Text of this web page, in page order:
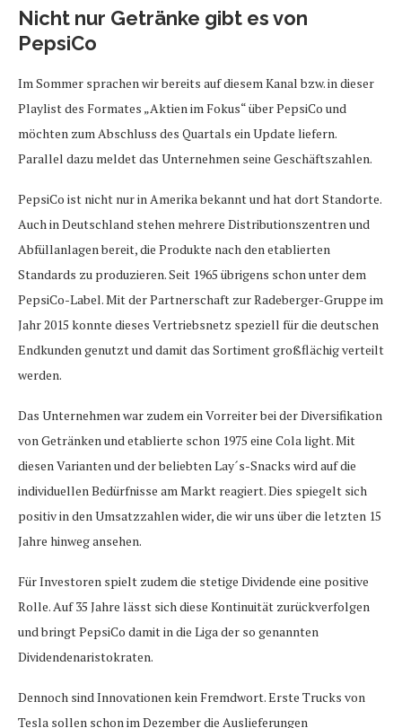
Nicht nur Getränke gibt es von
PepsiCo
Im Sommer sprachen wir bereits auf diesem Kanal bzw. in dieser
Playlist des Formates „Aktien im Fokus“ über PepsiCo und
möchten zum Abschluss des Quartals ein Update liefern.
Parallel dazu meldet das Unternehmen seine Geschäftszahlen.
PepsiCo ist nicht nur in Amerika bekannt und hat dort Standorte.
Auch in Deutschland stehen mehrere Distributionszentren und
Abfüllanlagen bereit, die Produkte nach den etablierten
Standards zu produzieren. Seit 1965 übrigens schon unter dem
PepsiCo-Label. Mit der Partnerschaft zur Radeberger-Gruppe im
Jahr 2015 konnte dieses Vertriebsnetz speziell für die deutschen
Endkunden genutzt und damit das Sortiment großflächig verteilt
werden.
Das Unternehmen war zudem ein Vorreiter bei der Diversifikation
von Getränken und etablierte schon 1975 eine Cola light. Mit
diesen Varianten und der beliebten Lay´s-Snacks wird auf die
individuellen Bedürfnisse am Markt reagiert. Dies spiegelt sich
positiv in den Umsatzzahlen wider, die wir uns über die letzten 15
Jahre hinweg ansehen.
Für Investoren spielt zudem die stetige Dividende eine positive
Rolle. Auf 35 Jahre lässt sich diese Kontinuität zurückverfolgen
und bringt PepsiCo damit in die Liga der so genannten
Dividendenaristokraten.
Dennoch sind Innovationen kein Fremdwort. Erste Trucks von
Tesla sollen schon im Dezember die Auslieferungen